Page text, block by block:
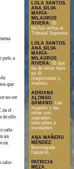
guíe, a
que
no ser
en el
de ello
cada
un
en
salto
LOLA SANTOS.
ANA SILVA.
MARÍA-
MILAGROS
RIVERA: El
MeToo arriba al
Tribunal Supremo
LOLA SANTOS.
ANA SILVA.
MARÍA-
MILAGROS
RIVERA: El que
ha de estar lejos
es él:
magistrados y
maridos
ADRIANA
ALONSO
SÁMANO:
Las
mujeres y las
niñas son
sagradas,
intocables e
inviolables
ANA MAÑERU
MÉNDEZ:
Benvinguda
l'abolició
PATRICIA
MEZA